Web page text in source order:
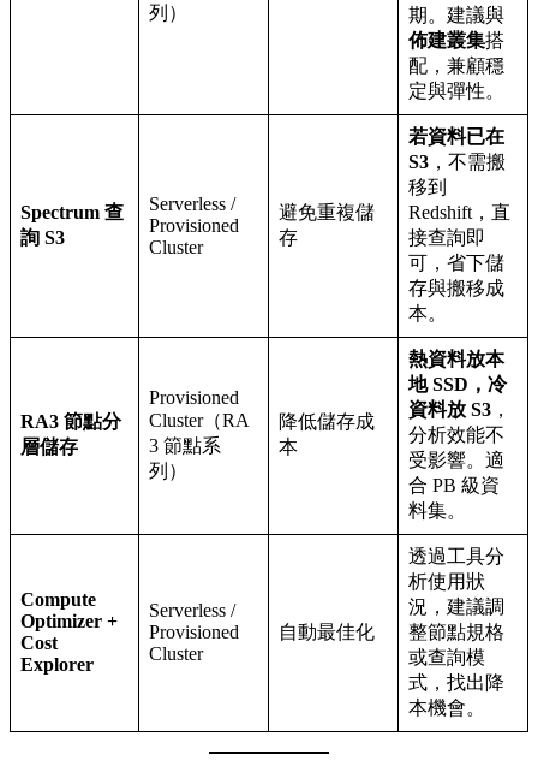
列）
期。建議與
佈建叢集搭
配，兼顧穩
定與彈性。
Spectrum 查
詢 S3
Serverless /
Provisioned
Cluster
避免重複儲
存
若資料已在
S3 ，不需搬
移到
Redshift，直
接查詢即
可，省下儲
存與搬移成
本。
RA3 節點分
層儲存
Provisioned
Cluster（RA
3 節點系
列）
降低儲存成
本
熱資料放本
地 SSD，冷
資料放 S3 ，
分析效能不
受影響。適
合 PB 級資
料集。
Compute
Optimizer +
Cost
Explorer
Serverless /
Provisioned
Cluster
自動最佳化
透過工具分
析使用狀
況，建議調
整節點規格
或查詢模
式，找出降
本機會。